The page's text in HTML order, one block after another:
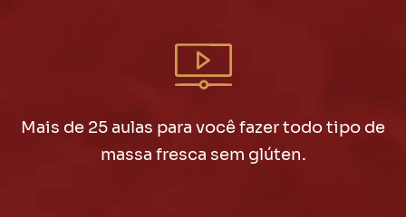
Mais de 25 aulas para você fazer todo tipo de
massa fresca sem glúten.